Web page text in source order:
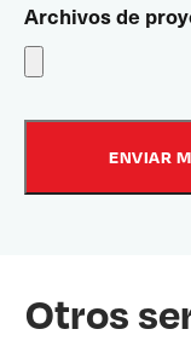
Archivos de
Otros